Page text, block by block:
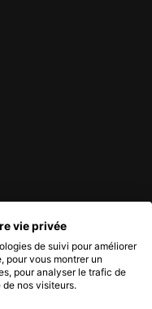
vie privée
de suivi pour améliorer
pour vous montrer un
pour analyser le trafic de
nos visiteurs.